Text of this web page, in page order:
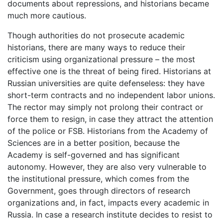
documents about repressions, and historians became
much more cautious.
Though authorities do not prosecute academic
historians, there are many ways to reduce their
criticism using organizational pressure – the most
effective one is the threat of being fired. Historians at
Russian universities are quite defenseless: they have
short-term contracts and no independent labor unions.
The rector may simply not prolong their contract or
force them to resign, in case they attract the attention
of the police or FSB. Historians from the Academy of
Sciences are in a better position, because the
Academy is self-governed and has significant
autonomy. However, they are also very vulnerable to
the institutional pressure, which comes from the
Government, goes through directors of research
organizations and, in fact, impacts every academic in
Russia. In case a research institute decides to resist to